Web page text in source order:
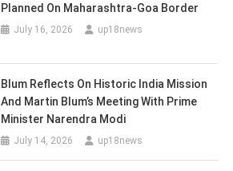
Planned On Maharashtra-Goa Border
July 16, 2026 up18news
Blum Reflects On Historic India Mission
And Martin Blum’s Meeting With Prime
Minister Narendra Modi
July 14, 2026 up18news